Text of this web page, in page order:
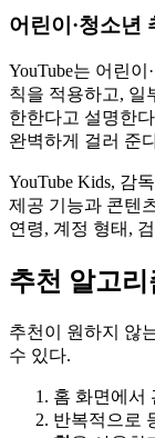
어린이·청소년
YouTube는 어린
칙을 적용하고, 일
한한다고 설명한
완벽하게 걸러 준
YouTube Kids, 감
제공 기능과 콘텐
연령, 계정 형태,
추천 알고리
추천이 원하지 않
수 있다.
홈 화면에서
반복적으로